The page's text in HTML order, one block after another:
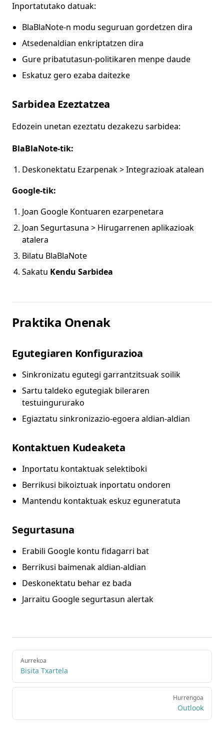
Inportatutako datuak:
BlaBlaNote-n modu seguruan gordetzen dira
Atsedenaldian enkriptatzen dira
Gure pribatutasun-politikaren menpe daude
Eskatuz gero ezaba daitezke
Sarbidea Ezeztatzea
Edozein unetan ezeztatu dezakezu sarbidea:
BlaBlaNote-tik:
Deskonektatu Ezarpenak > Integrazioak atalean
Google-tik:
Joan Google Kontuaren ezarpenetara
Joan Segurtasuna > Hirugarrenen aplikazioak
atalera
Bilatu BlaBlaNote
Sakatu Kendu Sarbidea
Praktika Onenak
Egutegiaren Konfigurazioa
Sinkronizatu egutegi garrantzitsuak soilik
Sartu taldeko egutegiak bileraren
testuingururako
Egiaztatu sinkronizazio-egoera aldian-aldian
Kontaktuen Kudeaketa
Inportatu kontaktuak selektiboki
Berrikusi bikoiztuak inportatu ondoren
Mantendu kontaktuak eskuz eguneratuta
Segurtasuna
Erabili Google kontu fidagarri bat
Berrikusi baimenak aldian-aldian
Deskonektatu behar ez bada
Jarraitu Google segurtasun alertak
PagerAurrekoa
Bisita Txartela
Hurrengoa
Outlook